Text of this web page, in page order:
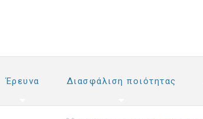
Έρευνα Διασφάλιση ποιότητας